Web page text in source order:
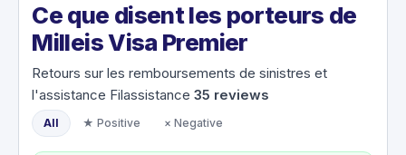
Ce que disent les porteurs de
Milleis Visa Premier
Retours sur les remboursements de sinistres et
l'assistance Filassistance 35 reviews
All ★ Positive × Negative